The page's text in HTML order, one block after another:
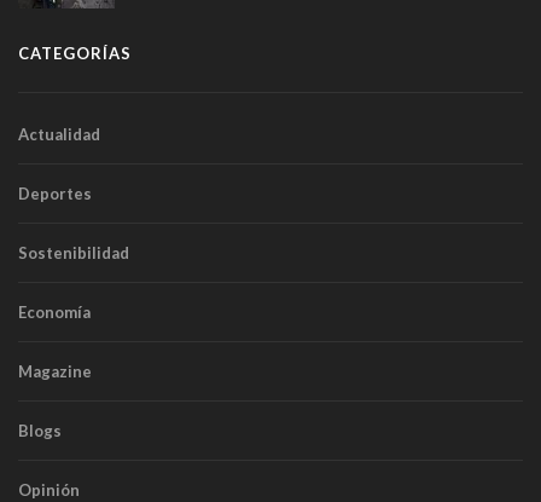
CATEGORÍAS
Actualidad
Deportes
Sostenibilidad
Economía
Magazine
Blogs
Opinión